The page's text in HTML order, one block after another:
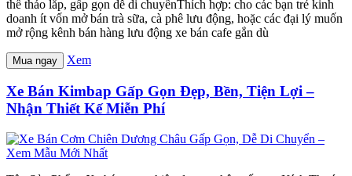
thể tháo lắp, gấp gọn dễ di chuyểnThích hợp: cho các bạn trẻ kinh
doanh ít vốn mở bán trà sữa, cà phê lưu động, hoặc các đại lý muốn
mở rộng kênh bán hàng lưu động xe bán cafe gắn dù
Mua ngay Xem
Xe Bán Kimbap Gấp Gọn Đẹp, Bền, Tiện Lợi –
Nhận Thiết Kế Miễn Phí